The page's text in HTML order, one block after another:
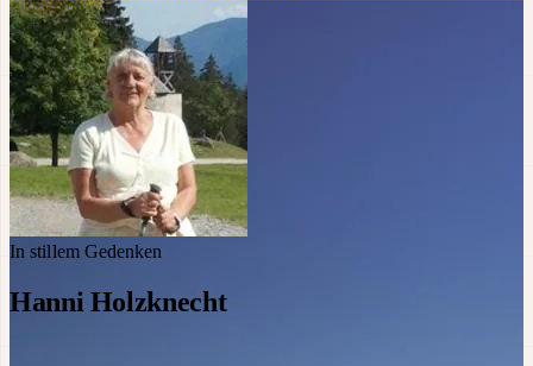
In stillem Gedenken
Hanni Holzknecht